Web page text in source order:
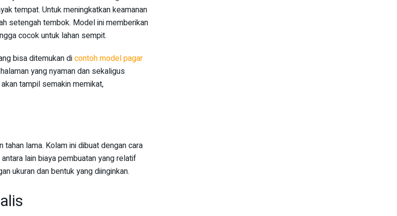
tempat. Untuk meningkatkan keamanan
setengah tembok. Model ini memberikan
cocok untuk lahan sempit.
bisa ditemukan dicontoh model pagar
yang nyaman dan sekaligus
tampil semakin memikat,
lama. Kolam ini dibuat dengan cara
lain biaya pembuatan yang relatif
ukuran dan bentuk yang diinginkan.